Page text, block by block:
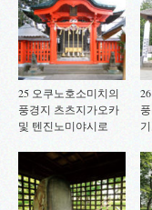
25 오쿠노호소미치의
풍경지 츠츠지가오카
및 텐진노미야시로